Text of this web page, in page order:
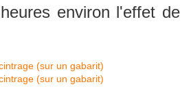
environ l'effet de